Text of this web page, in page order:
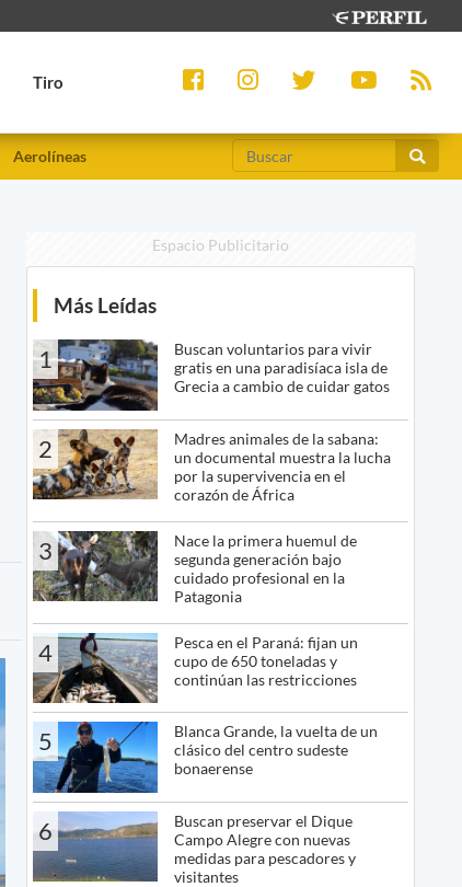
Tiro
Aerolíneas
Espacio Publicitario
Más Leídas
1
Buscan voluntarios para vivir
gratis en una paradisíaca isla de
Grecia a cambio de cuidar gatos
2
Madres animales de la sabana:
un documental muestra la lucha
por la supervivencia en el
corazón de África
3
Nace la primera huemul de
segunda generación bajo
cuidado profesional en la
Patagonia
4
Pesca en el Paraná: fijan un
cupo de 650 toneladas y
continúan las restricciones
5
Blanca Grande, la vuelta de un
clásico del centro sudeste
bonaerense
6
Buscan preservar el Dique
Campo Alegre con nuevas
medidas para pescadores y
visitantes